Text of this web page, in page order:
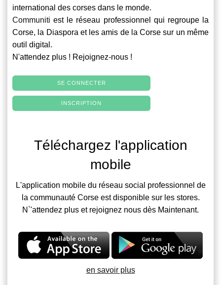
international des corses dans le monde.
Communiti est le réseau professionnel qui regroupe la
Corse, la Diaspora et les amis de la Corse sur un même
outil digital.
N'attendez plus ! Rejoignez-nous !
SE CONNECTER
INSCRIPTION
Téléchargez l'application
mobile
L'application mobile du réseau social professionnel de
la communauté Corse est disponible sur les stores.
N`'attendez plus et rejoignez nous dès Maintenant.
en savoir plus